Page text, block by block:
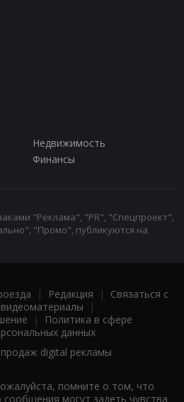
Недвижимость
Финансы
"Реклама", "PR", "Спецпроект",
"Промо", публикуются на
| Редакция | Связаться с
|
|
Политика в сфере
данных
digital рекламы
помните о том, что
могут задеть чувства